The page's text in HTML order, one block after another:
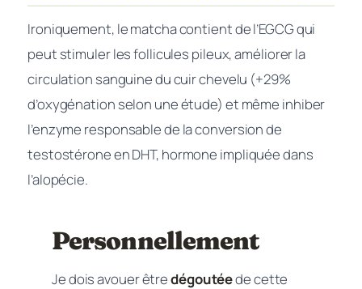
Ironiquement, le matcha contient de l’EGCG qui
peut stimuler les follicules pileux, améliorer la
circulation sanguine du cuir chevelu (+29%
d’oxygénation selon une étude) et même inhiber
l’enzyme responsable de la conversion de
testostérone en DHT, hormone impliquée dans
l’alopécie.
Personnellement
Je dois avouer êtredégoutéede cette